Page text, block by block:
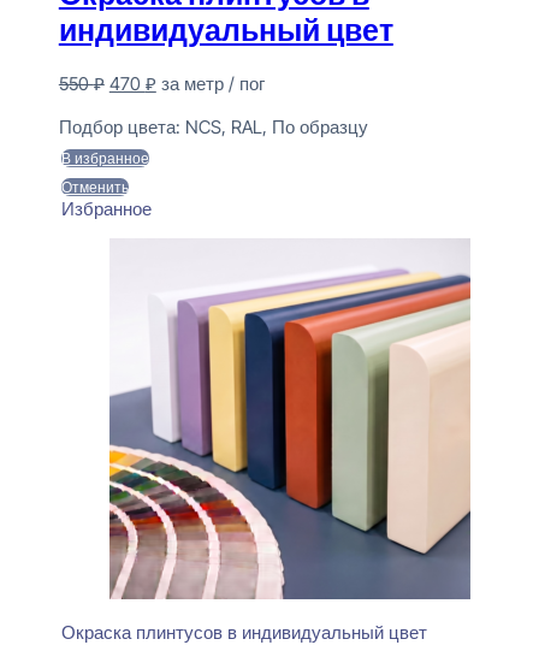
индивидуальный цвет
550₽ Первоначальная
составляла
550 ₽.
470 ₽Текущая
470 ₽.
за метр / пог
Подбор цвета: NCS, RAL, По образцу
В избранное
Отменить
Избранное
Окраска плинтусов в индивидуальный цвет